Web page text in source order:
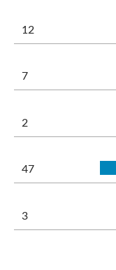
12
7
2
47
3